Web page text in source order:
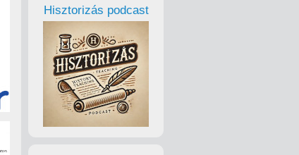
Hisztorizás podcast